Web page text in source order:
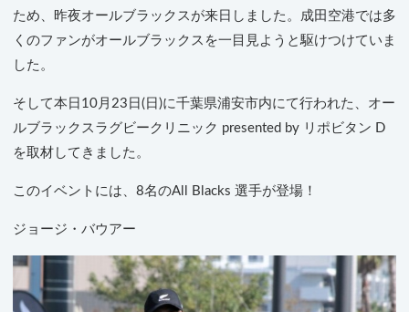
ため、昨夜オールブラックスが来日しました。成田空港では多
くのファンがオールブラックスを一目見ようと駆けつけていま
した。
そして本日10月23日(日)に千葉県浦安市内にて行われた、オー
ルブラックスラグビークリニック presented by リポビタン D
を取材してきました。
このイベントには、8名のAll Blacks 選手が登場！
ジョージ・バウアー